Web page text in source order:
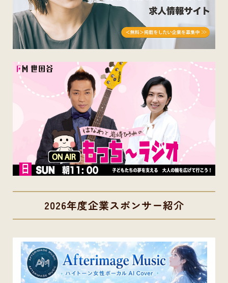
2026年度企業スポンサー紹介